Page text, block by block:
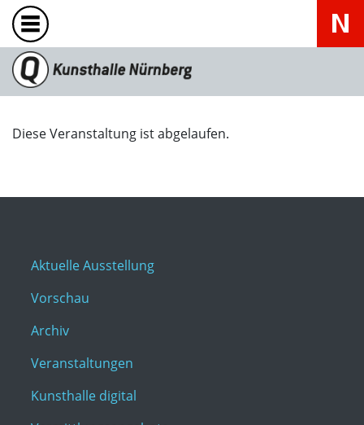
Diese Veranstaltung ist abgelaufen.
Aktuelle Ausstellung
Vorschau
Archiv
Veranstaltungen
Kunsthalle digital